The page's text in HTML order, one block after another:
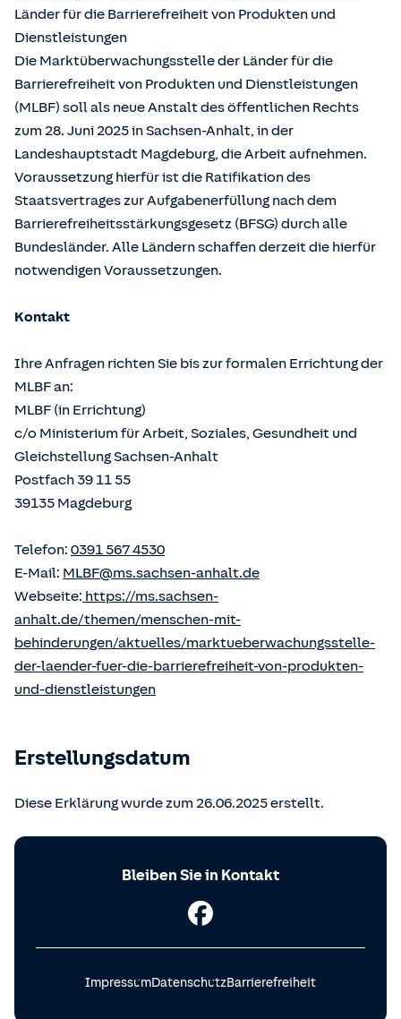
Länder für die Barrierefreiheit von Produkten und
Dienstleistungen
Die Marktüberwachungsstelle der Länder für die
Barrierefreiheit von Produkten und Dienstleistungen
(MLBF) soll als neue Anstalt des öffentlichen Rechts
zum 28. Juni 2025 in Sachsen-Anhalt, in der
Landeshauptstadt Magdeburg, die Arbeit aufnehmen.
Voraussetzung hierfür ist die Ratifikation des
Staatsvertrages zur Aufgabenerfüllung nach dem
Barrierefreiheitsstärkungsgesetz (BFSG) durch alle
Bundesländer. Alle Ländern schaffen derzeit die hierfür
notwendigen Voraussetzungen.
Kontakt
Ihre Anfragen richten Sie bis zur formalen Errichtung der
MLBF an:
MLBF (in Errichtung)
c/o Ministerium für Arbeit, Soziales, Gesundheit und
Gleichstellung Sachsen-Anhalt
Postfach 39 11 55
39135 Magdeburg
Telefon: 0391 567 4530
E-Mail: MLBF@ms.sachsen-anhalt.de
Webseite: https://ms.sachsen-
anhalt.de/themen/menschen-mit-
behinderungen/aktuelles/marktueberwachungsstelle-
der-laender-fuer-die-barrierefreiheit-von-produkten-
und-dienstleistungen
Erstellungsdatum
Diese Erklärung wurde zum 26.06.2025 erstellt.
Bleiben Sie in Kontakt
ImpressumDatenschutzBarrierefreiheit